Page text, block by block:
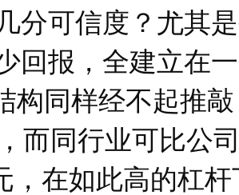
分可信度？尤其
回报，全建立在
同样经不起推敲
而同行业可比公
，在如此高的杠